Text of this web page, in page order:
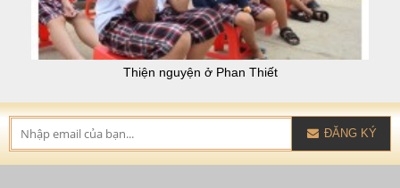
Thiện nguyện ở Phan Thiết
ĐĂNG KÝ